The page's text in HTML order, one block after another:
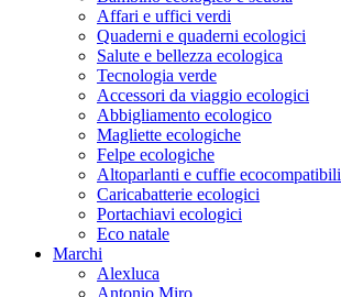
Affari e uffici verdi
Quaderni e quaderni ecologici
Salute e bellezza ecologica
Tecnologia verde
Accessori da viaggio ecologici
Abbigliamento ecologico
Magliette ecologiche
Felpe ecologiche
Altoparlanti e cuffie ecocompatibili
Caricabatterie ecologici
Portachiavi ecologici
Eco natale
Marchi
Alexluca
Antonio Miro